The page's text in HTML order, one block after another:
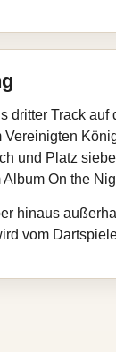
dritter Track
Vereinigten
und Platz
On the
hinaus
vom